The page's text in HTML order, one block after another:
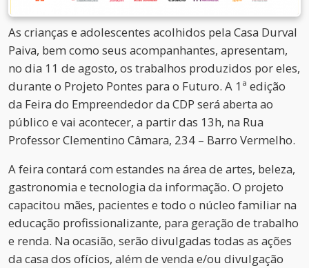
As crianças e adolescentes acolhidos pela Casa Durval
Paiva, bem como seus acompanhantes, apresentam,
no dia 11 de agosto, os trabalhos produzidos por eles,
durante o Projeto Pontes para o Futuro. A 1ª edição
da Feira do Empreendedor da CDP será aberta ao
público e vai acontecer, a partir das 13h, na Rua
Professor Clementino Câmara, 234 – Barro Vermelho.
A feira contará com estandes na área de artes, beleza,
gastronomia e tecnologia da informação. O projeto
capacitou mães, pacientes e todo o núcleo familiar na
educação profissionalizante, para geração de trabalho
e renda. Na ocasião, serão divulgadas todas as ações
da casa dos ofícios, além de venda e/ou divulgação